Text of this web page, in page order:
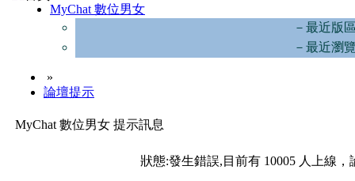
MyChat 數位男女
－最近版
－最近瀏
»
論壇提示
MyChat 數位男女 提示訊息
狀態:發生錯誤,目前有 10005 人上線